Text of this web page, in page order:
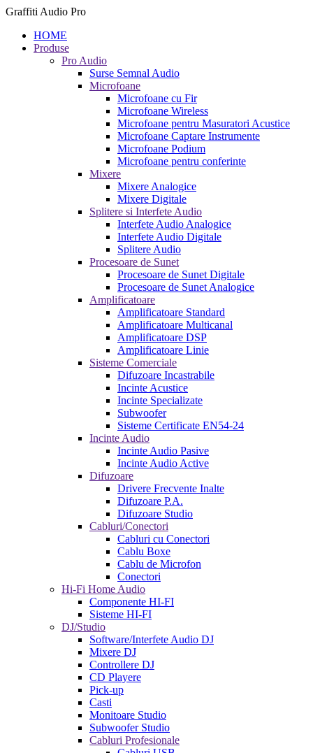
Graffiti Audio Pro
HOME
Produse
Pro Audio
Surse Semnal Audio
Microfoane
Microfoane cu Fir
Microfoane Wireless
Microfoane pentru Masuratori Acustice
Microfoane Captare Instrumente
Microfoane Podium
Microfoane pentru conferinte
Mixere
Mixere Analogice
Mixere Digitale
Splitere si Interfete Audio
Interfete Audio Analogice
Interfete Audio Digitale
Splitere Audio
Procesoare de Sunet
Procesoare de Sunet Digitale
Procesoare de Sunet Analogice
Amplificatoare
Amplificatoare Standard
Amplificatoare Multicanal
Amplificatoare DSP
Amplificatoare Linie
Sisteme Comerciale
Difuzoare Incastrabile
Incinte Acustice
Incinte Specializate
Subwoofer
Sisteme Certificate EN54-24
Incinte Audio
Incinte Audio Pasive
Incinte Audio Active
Difuzoare
Drivere Frecvente Inalte
Difuzoare P.A.
Difuzoare Studio
Cabluri/Conectori
Cabluri cu Conectori
Cablu Boxe
Cablu de Microfon
Conectori
Hi-Fi Home Audio
Componente HI-FI
Sisteme HI-FI
DJ/Studio
Software/Interfete Audio DJ
Mixere DJ
Controllere DJ
CD Playere
Pick-up
Casti
Monitoare Studio
Subwoofer Studio
Cabluri Profesionale